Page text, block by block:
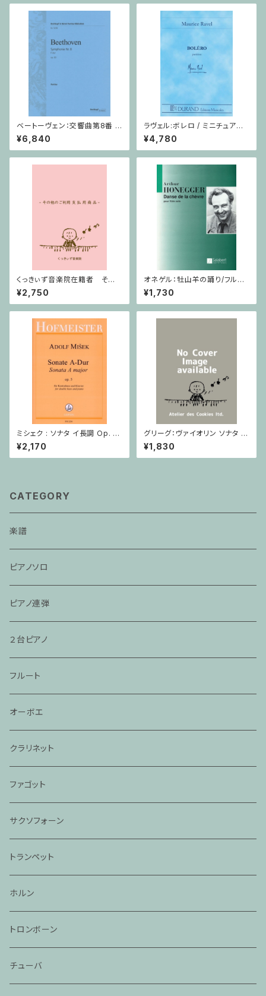
ベートーヴェン：交響曲第8番 /
フルスコア
¥6,840
ラヴェル:ボレロ / ミニチュアス
コア
¥4,780
くっきぃず音楽院在籍者 その
他のご利用支払用商品 おば
けのぼうけん２巻
¥2,750
オネゲル：牡山羊の踊り/フルー
ト
¥1,730
ミシェク : ソナタ イ長調 Op. 5
/ コントラバスとピアノ
¥2,170
グリーグ：ヴァイオリン ソナタ ヘ
長調 Op.8 / ヴァイオリン・ピア
ノ
¥1,830
CATEGORY
楽譜
ピアノソロ
ピアノ連弾
２台ピアノ
フルート
オーボエ
クラリネット
ファゴット
サクソフォーン
トランペット
ホルン
トロンボーン
チューバ